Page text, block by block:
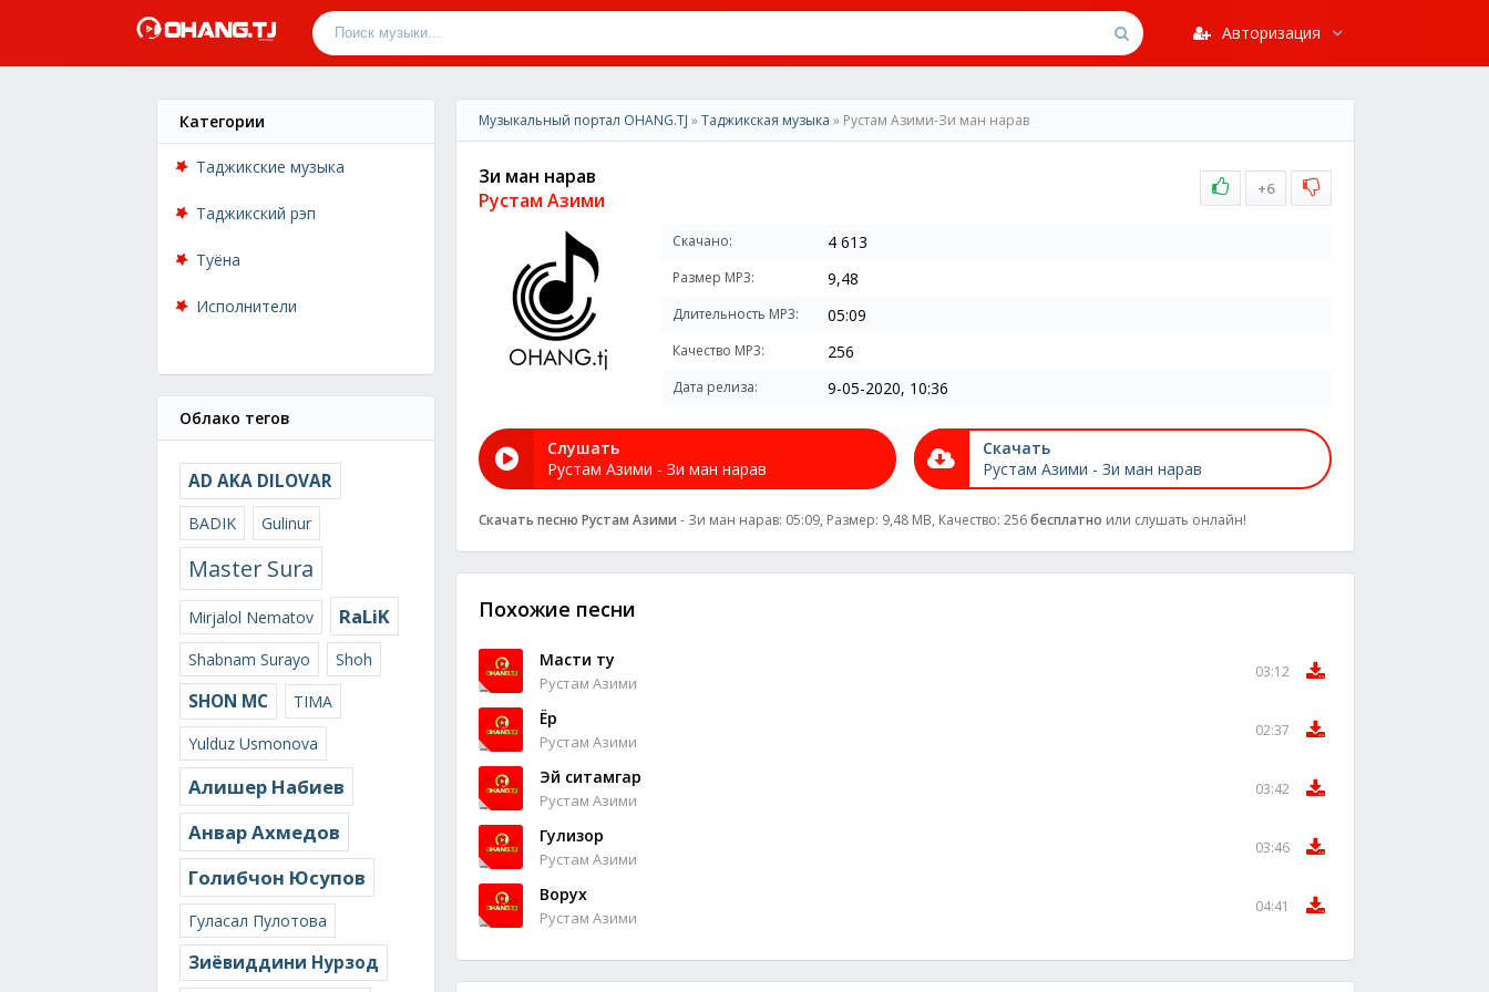
Авторизация
Категории
Таджикские музыка
Таджикский рэп
Туёна
Исполнители
Облако тегов
AD AKA DILOVAR
BADIK Gulinur
Master Sura
Mirjalol Nematov RaLiK
Shabnam Surayo Shoh
SHON MC
TIMA
Yulduz Usmonova
Алишер Набиев
Анвар Ахмедов
Голибчон Юсупов
Гуласал Пулотова
Зиёвиддини Нурзод
Музыкальный портал OHANG.TJ »Таджикская музыка » Рустам Азими-Зи ман нарав
Зи ман нарав
Рустам Азими
+6
Скачано: 4 613
Размер MP3: 9,48
Длительность MP3: 05:09
Качество MP3: 256
Дата релиза: 9-05-2020, 10:36
Слушать
Рустам Азими - Зи ман нарав
Скачать
Рустам Азими - Зи ман нарав
Скачать песню Рустам Азими - Зи ман нарав: 05:09, Размер: 9,48 MB, Качество: 256бесплатно или слушать онлайн!
Похожие песни
Масти ту
Рустам Азими
03:12
Ёр
Рустам Азими
02:37
Эй ситамгар
Рустам Азими
03:42
Гулизор
Рустам Азими
03:46
Ворух
Рустам Азими
04:41